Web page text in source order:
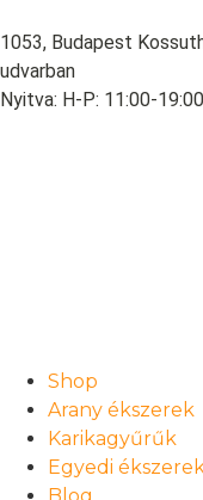
1053, Budapest
udvarban
Nyitva: H-P: 11:00-
Shop
Arany ékszerek
Karikagyűrűk
Egyedi